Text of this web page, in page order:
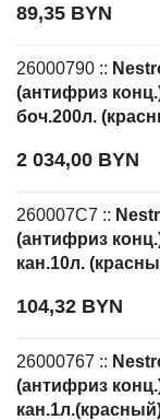
89,35 BYN
26000790 ::
(антифриз
боч.200л.
2 034,00 BYN
260007C7 ::
(антифриз
кан.10л.
104,32 BYN
26000767 ::
(антифриз